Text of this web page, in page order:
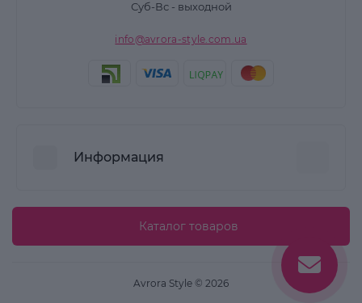
Суб-Вс - выходной
info@avrora-style.com.ua
Информация
Пользовательское соглашение
Каталог товаров
Avrora Style © 2026